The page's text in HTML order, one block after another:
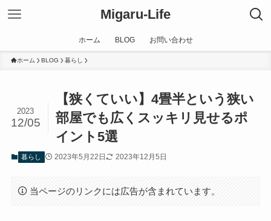
Migaru-Life
ホーム BLOG お問い合わせ
ホーム BLOG 暮らし
【狭くていい】4畳半という狭い
部屋でも広くスッキリ見せるポ
イント5選
2023
12/05
暮らし 2023年5月22日 2023年12月5日
当ページのリンクには広告が含まれています。